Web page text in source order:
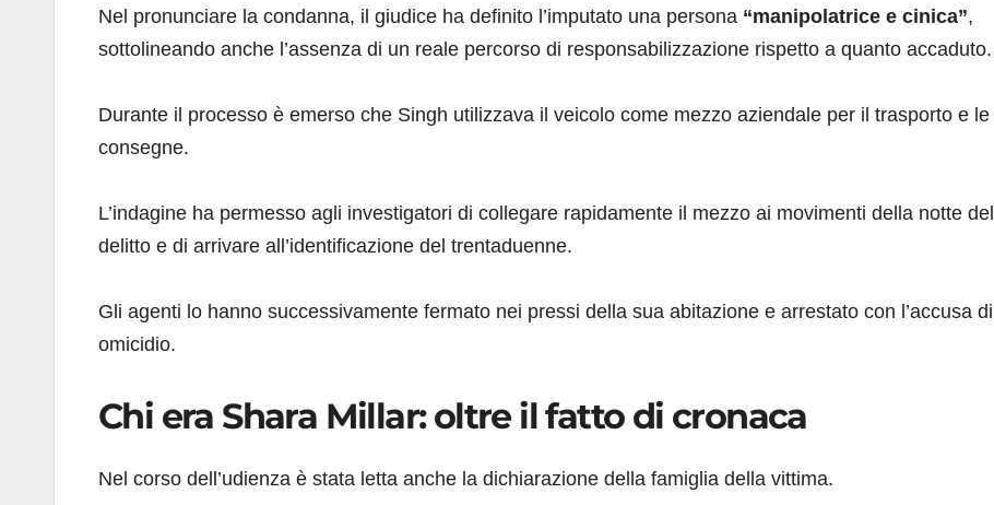
Nel pronunciare la condanna, il giudice ha definito l’imputato una persona “manipolatrice e cinica”,
sottolineando anche l’assenza di un reale percorso di responsabilizzazione rispetto a quanto accaduto.
Durante il processo è emerso che Singh utilizzava il veicolo come mezzo aziendale per il trasporto e le
consegne.
L’indagine ha permesso agli investigatori di collegare rapidamente il mezzo ai movimenti della notte del
delitto e di arrivare all’identificazione del trentaduenne.
Gli agenti lo hanno successivamente fermato nei pressi della sua abitazione e arrestato con l’accusa di
omicidio.
Chi era Shara Millar: oltre il fatto di cronaca
Nel corso dell’udienza è stata letta anche la dichiarazione della famiglia della vittima.